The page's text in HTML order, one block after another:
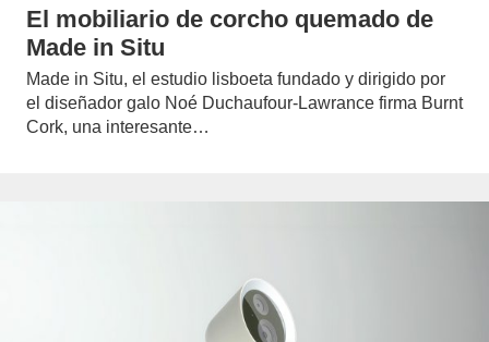
El mobiliario de corcho quemado de
Made in Situ
Made in Situ, el estudio lisboeta fundado y dirigido por
el diseñador galo Noé Duchaufour-Lawrance firma Burnt
Cork, una interesante…